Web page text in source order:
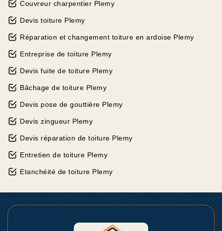
Couvreur charpentier Plemy
Devis toiture Plemy
Réparation et changement toiture en ardoise Plemy
Entreprise de toiture Plemy
Devis fuite de toiture Plemy
Bâchage de toiture Plemy
Devis pose de gouttière Plemy
Devis zingueur Plemy
Devis réparation de toiture Plemy
Entretien de toiture Plemy
Etanchéité de toiture Plemy